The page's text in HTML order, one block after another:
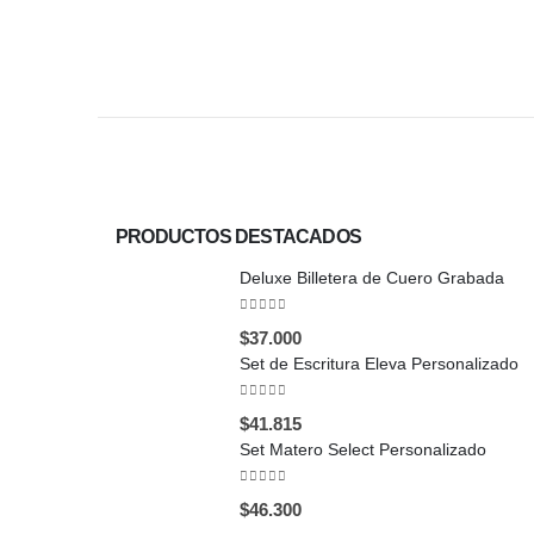
PRODUCTOS DESTACADOS
Deluxe Billetera de Cuero Grabada
$37.000
Set de Escritura Eleva Personalizado
$41.815
Set Matero Select Personalizado
$46.300